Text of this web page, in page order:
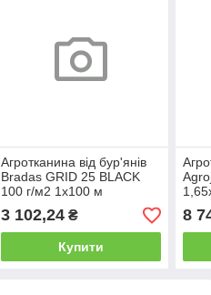
Агротканина від бур'янів
Bradas GRID 25 BLACK
100 г/м2 1х100 м
3 102,24₴
Купити
8